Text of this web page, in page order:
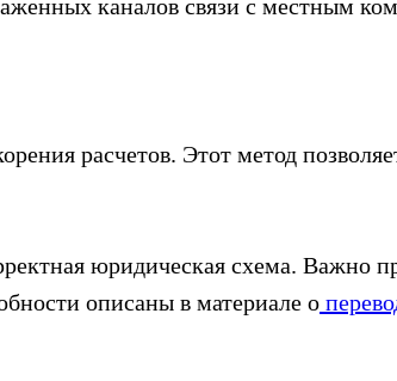
каналов связи с местным
расчетов. Этот метод
юридическая схема. Важно
описаны в материале о